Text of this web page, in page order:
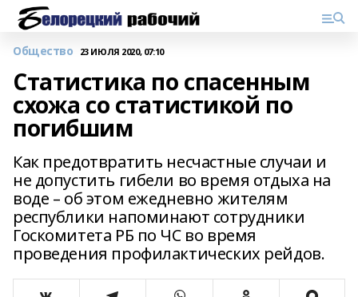
Общество 23 ИЮЛЯ 2020, 07:10
Статистика по спасенным
схожа со статистикой по
погибшим
Как предотвратить несчастные случаи и
не допустить гибели во время отдыха на
воде – об этом ежедневно жителям
республики напоминают сотрудники
Госкомитета РБ по ЧС во время
проведения профилактических рейдов.